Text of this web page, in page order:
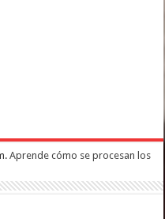
Aprende cómo se procesan los